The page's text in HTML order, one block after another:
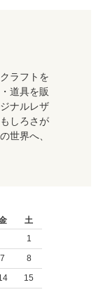
ラフトを
道具を販
ナルレザ
しろさが
世界へ、
土
1
7
8
15